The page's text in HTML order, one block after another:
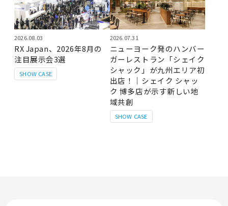
SHOW CASE
2026.08.03
RX Japan、2026年8月の
注目展示会3選
SHOW CASE
2026.07.31
ニューヨーク発のハンバー
ガーレストラン「シェイク
シャック」が九州エリア初
出店！｜シェイク シャッ
ク 博多店が示す新しい地
域共創